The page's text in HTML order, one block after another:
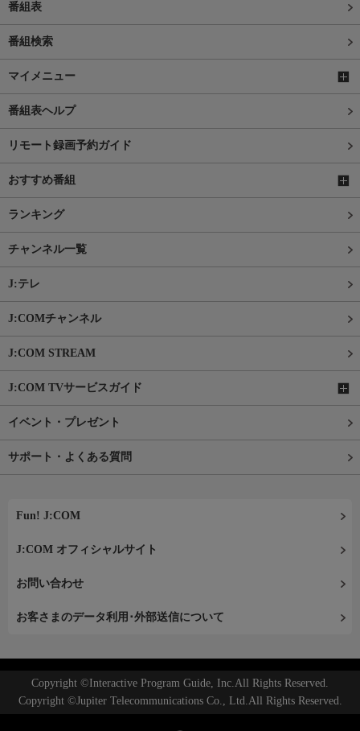
番組表
番組検索
マイメニュー
番組表ヘルプ
リモート録画予約ガイド
おすすめ番組
ランキング
チャンネル一覧
J:テレ
J:COMチャンネル
J:COM STREAM
J:COM TVサービスガイド
イベント・プレゼント
サポート・よくある質問
Fun! J:COM
J:COM オフィシャルサイト
お問い合わせ
お客さまのデータ利用･外部送信について
Copyright ©Interactive Program Guide, Inc.All Rights Reserved.
Copyright ©Jupiter Telecommunications Co., Ltd.All Rights Reserved.